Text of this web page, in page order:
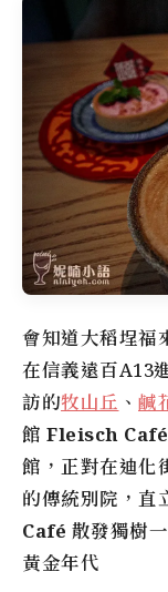
會知道大稻埕福
在信義遠百A13
訪的牧山丘 、 鹹
館 Fleisch Café
館，正對在迪化
的傳統別院，直
Café 散發獨樹
黃金年代